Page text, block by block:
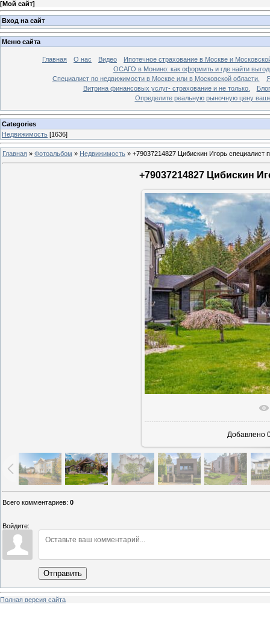
[Мой сайт]
Вход на сайт
Меню сайта
Главная О нас Видео
Ипотечное страхование в Москве и
ОСАГО в Монино: как оформить и где найти
Специалист по недвижимости в Москве или в Московской области.
Витрина финансовых услуг- страхование и не только.
Блог
Определите реальную рыночную цену
Categories
Недвижимость [1636]
Главная » Фотоальбом » Недвижимость » +79037214827 Цибискин Игорь специалист
+79037214827 Цибискин
В
Добавлено
Всего комментариев: 0
Войдите:
Отправить
Полная версия сайта